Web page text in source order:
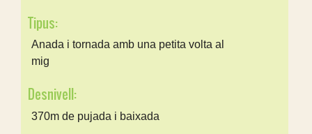
Tipus:
Anada i tornada amb una petita volta al
mig
Desnivell:
370m de pujada i baixada